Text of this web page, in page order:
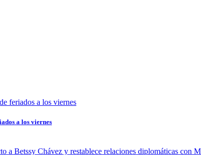
a los viernes